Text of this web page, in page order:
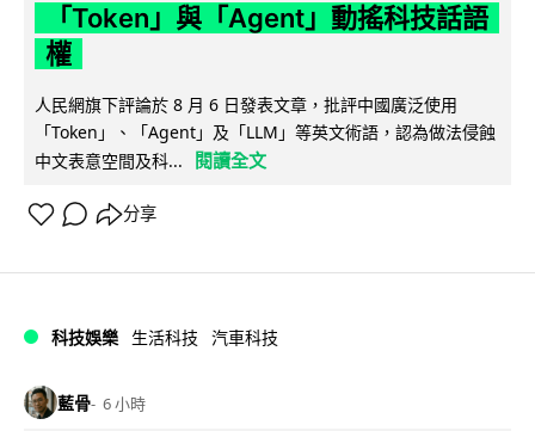
「Token」與「Agent」動搖科技話語
權
人民網旗下評論於 8 月 6 日發表文章，批評中國廣泛使用
「Token」、「Agent」及「LLM」等英文術語，認為做法侵蝕
中文表意空間及科...
閱讀全文
分享
科技娛樂 生活科技 汽車科技
藍骨 6 小時